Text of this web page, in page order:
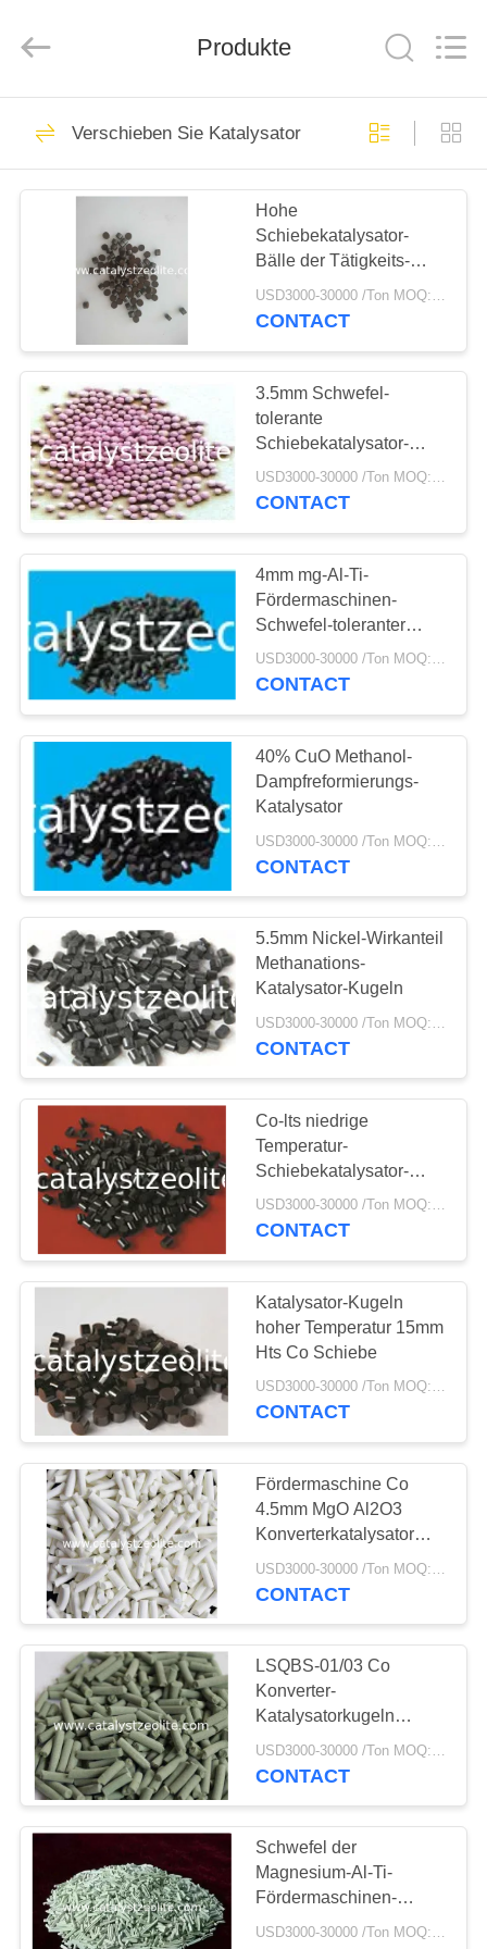
HAUS
PRODUKTE
FABRIK-
AUSFLUG
QUALITÄTSKONTROLLE
TRETEN
SIE
UNS
VERBINDUNG
NACHRICHTEN
FÄLLE
SITEMAP
PRIVACY
POLICY
Rights
Katalysator-Zeolith
Zeolith ZSM-5
43
Betazeolith
Zeolith SAPO-34
Zeolith TS-1
Hts-Katalysator
10
Zeolith-
Molekularsieb
Entschwefelungs-
Mittel
44
Produkte
Verschieben Sie Katalysator
Hohe
Schiebekatalysator-
Bälle der Tätigkeits-
5mm
USD3000-30000 /Ton MOQ:1 Kilogramm
CONTACT
3.5mm Schwefel-
tolerante
Schiebekatalysator-
Bälle
USD3000-30000 /Ton MOQ:1 Kilogramm
CONTACT
4mm mg-Al-Ti-
Fördermaschinen-
Schwefel-toleranter
Schiebekatalysator
USD3000-30000 /Ton MOQ:1 Kilogramm
CONTACT
40% CuO Methanol-
Dampfreformierungs-
Katalysator
CONTACT
5.5mm Nickel-Wirkanteil
Methanations-
Katalysator-Kugeln
USD3000-30000 /Ton MOQ:1 Kilogramm
CONTACT
Co-lts niedrige
Temperatur-
Schiebekatalysator-
Kugeln
USD3000-30000 /Ton MOQ:1 Kilogramm
CONTACT
Katalysator-Kugeln
hoher Temperatur 15mm
Hts Co Schiebe
USD3000-30000 /Ton MOQ:1 Kilogramm
CONTACT
Fördermaschine Co
4.5mm MgO Al2O3
Konverterkatalysator
Schwefels toleranter
Schiebe
CONTACT
LSQBS-01/03 Co
Konverter-
Katalysatorkugeln
Schwefels tolerante
Schiebe
USD3000-30000 /Ton MOQ:1 Kilogramm
CONTACT
Schwefel der
Magnesium-Al-Ti-
Fördermaschinen-
4.5mm toleranter Como-
USD3000-30000 /Ton MOQ:1 Kilogramm